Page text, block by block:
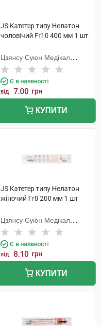
JS Катетер типу Нелатон
чоловічий Fr10 400 мм 1 шт
Цзянсу Суюн Медікал
Метіріалс
Є в наявності
від 7.00 грн
КУПИТИ
JS Катетер типу Нелатон
жіночий Fr8 200 мм 1 шт
Цзянсу Суюн Медікал
Метіріалс
Є в наявності
від 8.10 грн
КУПИТИ